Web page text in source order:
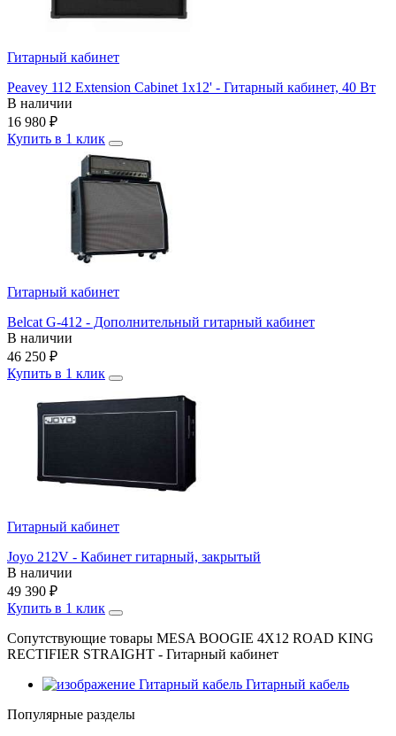
Гитарный кабинет
Peavey 112 Extension Cabinet 1x12' - Гитарный кабинет, 40 Вт
В наличии
16 980 ₽
Купить в 1 клик
Гитарный кабинет
Belcat G-412 - Дополнительный гитарный кабинет
В наличии
46 250 ₽
Купить в 1 клик
Гитарный кабинет
Joyo 212V - Кабинет гитарный, закрытый
В наличии
49 390 ₽
Купить в 1 клик
Сопутствующие товары MESA BOOGIE 4X12 ROAD KING
RECTIFIER STRAIGHT - Гитарный кабинет
Гитарный кабель
Популярные разделы